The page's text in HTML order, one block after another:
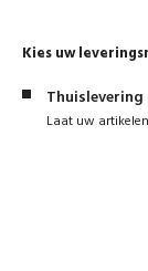
Kies uw
Thuislevering
Laat uw